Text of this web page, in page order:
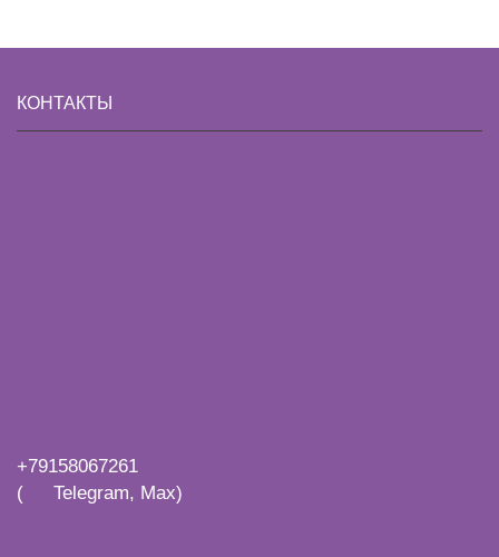
КОНТАКТЫ
+79158067261
(
Telegram, Max)